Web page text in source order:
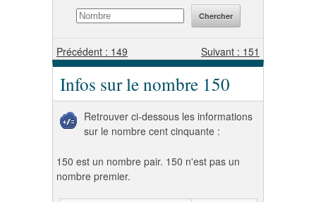
Précédent : 149 Suivant : 151
Infos sur le nombre 150
Retrouver ci-dessous les informations
sur le nombre cent cinquante :
150 est un nombre pair. 150 n'est pas un
nombre premier.